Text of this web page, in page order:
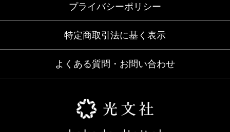
プライバシーポリシー
特定商取引法に基く表示
よくある質問・お問い合わせ